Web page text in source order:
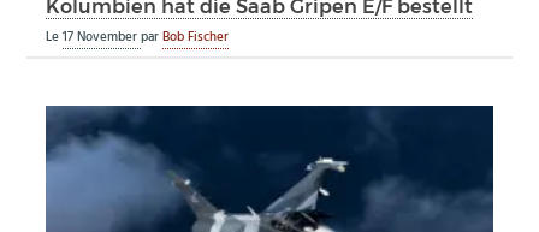
Kolumbien hat die Saab Gripen E/F bestellt
Le17 NovemberparBob Fischer